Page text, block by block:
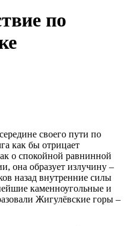
по
своего пути по
как бы отрицает
о спокойной равнинной
она образует излучину –
назад внутренние силы
каменноугольные и
Жигулёвские горы –